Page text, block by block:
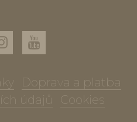
Doprava a platba
údajů
Cookies